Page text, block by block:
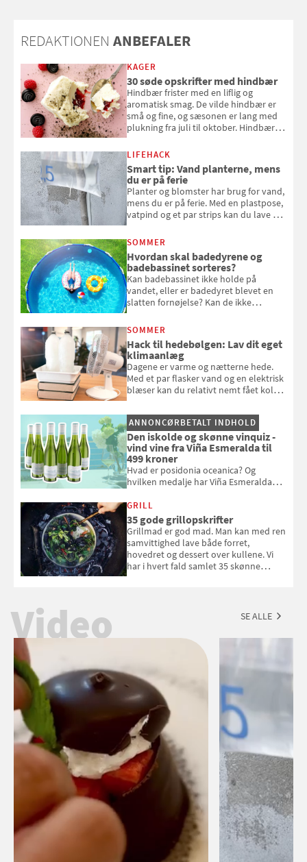
REDAKTIONEN ANBEFALER
KAGER
30 søde opskrifter med hindbær
Hindbær frister med en liflig og
aromatisk smag. De vilde hindbær er
små og fine, og sæsonen er lang med
plukning fra juli til oktober. Hindbær
kan bruge dine hindbær i alt fra
bagværk og salater til is og syltning.
LIFEHACK
Smart tip: Vand planterne, mens
du er på ferie
Planter og blomster har brug for vand,
mens du er på ferie. Med en plastpose,
vatpind og et par strips kan du lave dit
at bede naboen om at vande eller
komme hjem til døde planter
SOMMER
Hvordan skal badedyrene og
badebassinet sorteres?
Kan badebassinet ikke holde på
vandet, eller er badedyret blevet en
slatten fornøjelse? Kan de ikke
opmærksom, når du smider
badebassinet eller et badedyr ud
SOMMER
Hack til hedebølgen: Lav dit eget
klimaanlæg
Dagene er varme og nætterne hede.
Med et par flasker vand og en elektrisk
blæser kan du relativt nemt fået koldt
og se, hvordan du gør
ANNONCØRBETALT INDHOLD
Den iskolde og skønne vinquiz -
vind vine fra Viña Esmeralda til
499 kroner
Hvad er posidonia oceanica? Og
hvilken medalje har Viña Esmeralda
med i Samvirkes skønne vinquiz, hvor
du kan vinde 6 flasker vin fra Viña
Esmeralda. Konkurrencen slutter 1.
september 2026.
GRILL
35 gode grillopskrifter
Grillmad er god mad. Man kan med ren
samvittighed lave både forret,
hovedret og dessert over kullene. Vi
har i hvert fald samlet 35 skønne
Video SE ALLE